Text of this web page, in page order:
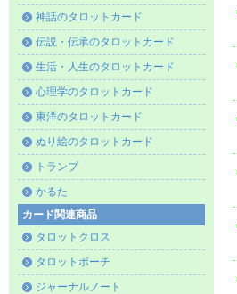
神話のタロットカード
伝説・伝承のタロットカード
生活・人生のタロットカード
心理学のタロットカード
東洋のタロットカード
ぬり絵のタロットカード
トランプ
かるた
カード関連商品
タロットクロス
タロットポーチ
ジャーナルノート